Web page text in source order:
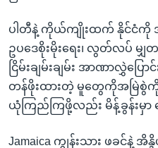
ပါတီနဲ့ ကိုယ်ကျိုးထက် နိုင်ငံကို
ဥပဒေစိုးမိုးရေး၊ လွတ်လပ် မျှ
ငြိမ်းချမ်းချမ်း အာဏာလွှဲပြ
တန်ဖိုးထားတဲ့ မူတွေကိုအမြဲ
ယုံကြည်ကြဖို့လည်း မိန့်ခွန်းမှာ ပ
Jamaica ကျွန်းသား ဖခင်နဲ့